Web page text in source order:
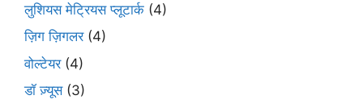
लुशियस मेट्रियस प्लूटार्क (4)
ज़िग ज़िगलर(4)
वोल्टेयर(4)
डॉ ज़्यूस(3)